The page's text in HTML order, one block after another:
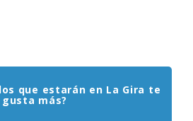
que estarán en La Gira te
gusta más?